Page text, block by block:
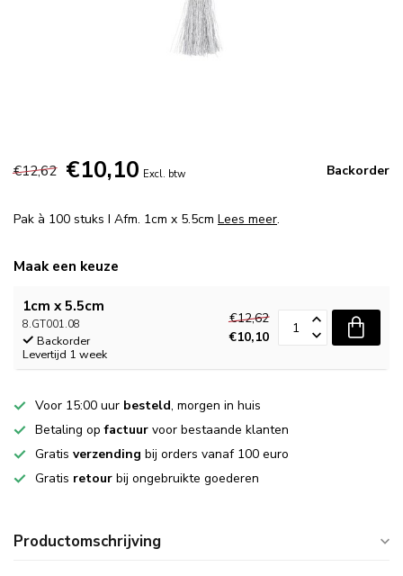
€12,62 €10,10 Excl. btw Backorder
Pak à 100 stuks I Afm. 1cm x 5.5cm Lees meer.
Maak een keuze
1cm x 5.5cm
8.GT001.08
Backorder
Levertijd 1 week
€12,62
€10,10
Voor 15:00 uur besteld, morgen in huis
Betaling opfactuur voor bestaande klanten
Gratis verzending bij orders vanaf 100 euro
Gratis retour bij ongebruikte goederen
Productomschrijving